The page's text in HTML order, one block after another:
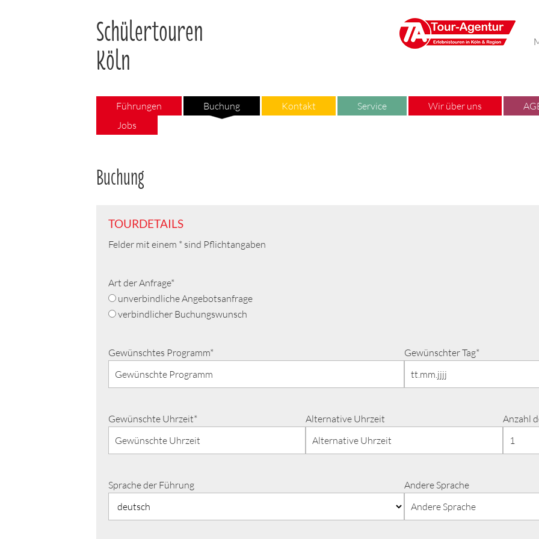
Schülertouren
Köln
Führungen Buchung Kontakt Service Wir über uns
Jobs
Buchung
TOURDETAILS
Felder mit einem * sind Pflichtangaben
Art der Anfrage*
unverbindliche Angebotsanfrage
verbindlicher Buchungswunsch
Gewünschtes Programm* Gewünschter Tag*
Gewünschte Uhrzeit* Alternative Uhrzeit Anzahl
Sprache der Führung Andere Sprache